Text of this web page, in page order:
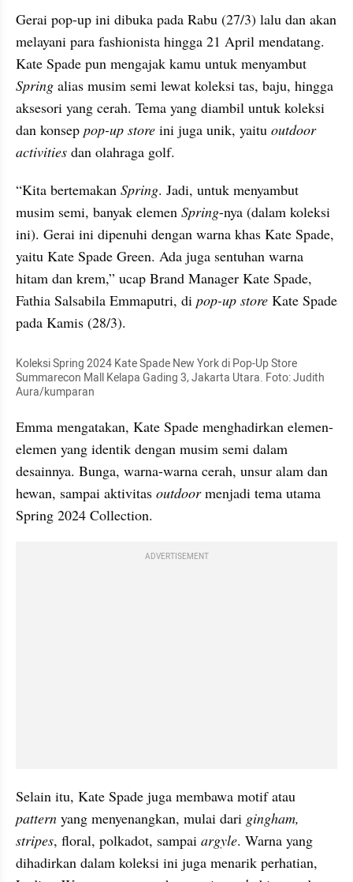
Gerai pop-up ini dibuka pada Rabu (27/3) lalu dan akan
melayani para fashionista hingga 21 April mendatang.
Spring alias musim semi lewat koleksi tas, baju, hingga
aksesori yang cerah. Tema yang diambil untuk koleksi
dan konsep pop-up store ini juga unik, yaitu outdoor
activities dan olahraga golf.
“Kita bertemakan Spring. Jadi, untuk menyambut
musim semi, banyak elemen Spring-nya (dalam koleksi
ini). Gerai ini dipenuhi dengan warna khas Kate Spade,
yaitu Kate Spade Green. Ada juga sentuhan warna
hitam dan krem,” ucap Brand Manager Kate Spade,
Fathia Salsabila Emmaputri, di pop-up store Kate Spade
pada Kamis (28/3).
Koleksi Spring 2024 Kate Spade New York di Pop-Up Store
Summarecon Mall Kelapa Gading 3, Jakarta Utara. Foto: Judith
Aura/kumparan
Emma mengatakan, Kate Spade menghadirkan elemen-
elemen yang identik dengan musim semi dalam
desainnya. Bunga, warna-warna cerah, unsur alam dan
hewan, sampai aktivitas outdoor menjadi tema utama
Spring 2024 Collection.
ADVERTISEMENT
pattern yang menyenangkan, mulai dari gingham,
stripes, floral, polkadot, sampai argyle. Warna yang
dihadirkan dalam koleksi ini juga menarik perhatian,